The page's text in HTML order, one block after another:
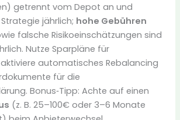
getrennt vom Depot an und
jährlich; hohe Gebühren
falsche Risikoeinschätzungen sind
Nutze Sparpläne für
automatisches Rebalancing
für die
Bonus‑Tipp: Achte auf einen
(z. B. 25–100€ oder 3–6 Monate